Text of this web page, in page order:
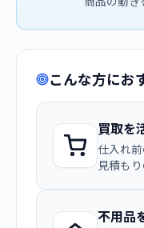
こんな方にお
買取を
仕入れ
見積も
不用品